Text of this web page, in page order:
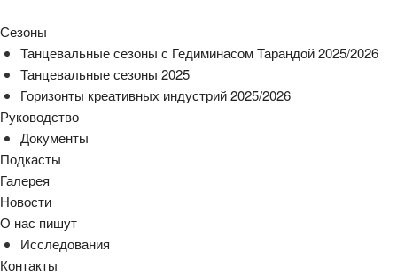
Сезоны
Танцевальные сезоны с Гедиминасом Тарандой 2025/2026
Танцевальные сезоны 2025
Горизонты креативных индустрий 2025/2026
Руководство
Документы
Подкасты
Галерея
Новости
О нас пишут
Исследования
Контакты